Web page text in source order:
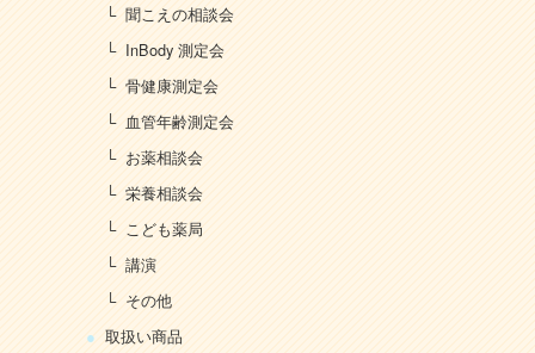
聞こえの相談会
InBody 測定会
骨健康測定会
血管年齢測定会
お薬相談会
栄養相談会
こども薬局
講演
その他
取扱い商品